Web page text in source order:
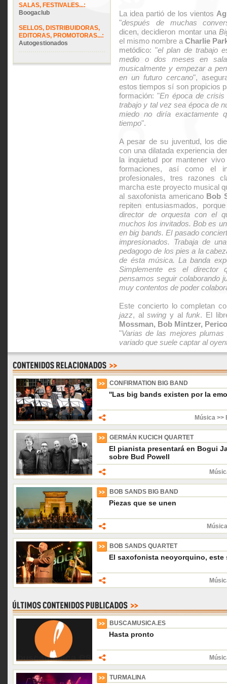
SALAS, FESTIVALES...:
Boogaclub
SELLOS, DISTRIBUIDORAS,
EDITORAS, PROMOTORAS...:
Autogestionados
La idea partió de los vientos
"después de muchas
dicen, decidieron montar una
el mismo nombre a Charlie
metódico: "el plan de trabajo
medio o dos meses en
musicalmente y empezar a
en un futuro cercano",
estos tiempos sí son propicios
formación: "En época de
trabajo y tal vez sea época de
miedo no diría exactamente
tiempo".
A pesar de su juventud, los
con una dilatada experiencia
la inquietud por mantener
formaciones, así como el
profesionales, tres razones
marcha este proyecto musical
al saxofonista americano Bob
repiten entusiasmados,
director de orquesta con el
muchos los invitados. Bob es
en big bands. El pasado
impresionados. Trabaja de
pedagogo de los pies a la
de ésta música. La banda
Simplemente es el director
pensamos seguir colaborando
muy contentos de poder
Este concierto lo completan
jazz, alswing y al funk. El
Mossman, Bob Mintzer,
"Varias de las mejores
variado que suele captar al
CONFIRMATION BIG BAND
''Las big bands existen por la
Música >>
GERMÁN KUCICH QUARTET
El pianista presentará en Bogui
sobre Bud Powell
BOB SANDS BIG BAND
Piezas que se unen
BOB SANDS QUARTET
El saxofonista neoyorquino, este
BUSCAMUSICA.ES
Hasta pronto
TURMALINA